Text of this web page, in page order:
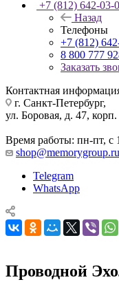
+7 (812) 642-03-
Назад
Телефоны
+7 (812)
8 800 777
Заказать
Контактная
г. Санкт-Петербург,
ул. Боровая, д. 47, корп.
Время работы: пн-пт, с
shop@memorygroup.ru
Telegram
WhatsApp
Проводной